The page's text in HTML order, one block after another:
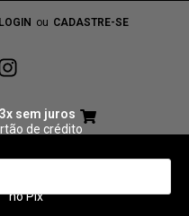
LOGIN ou CADASTRE-SE
sem juros
de crédito
no Pix